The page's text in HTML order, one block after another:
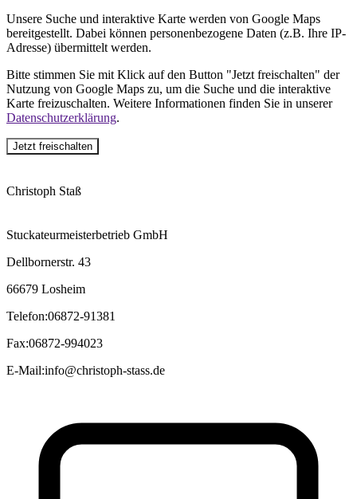
Unsere Suche und interaktive Karte werden von Google Maps
bereitgestellt. Dabei können personenbezogene Daten (z.B. Ihre IP-
Adresse) übermittelt werden.
Bitte stimmen Sie mit Klick auf den Button "Jetzt freischalten" der
Nutzung von Google Maps zu, um die Suche und die interaktive
Karte freizuschalten. Weitere Informationen finden Sie in unserer
Datenschutzerklärung.
Jetzt freischalten
Christoph Staß
Stuckateurmeisterbetrieb GmbH
Dellbornerstr. 43
66679 Losheim
Telefon:06872-91381
Fax:06872-994023
E-Mail:info@christoph-stass.de